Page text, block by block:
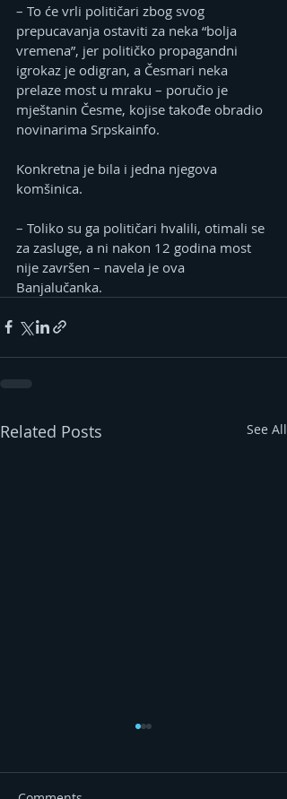
– To će vrli političari zbog svog
prepucavanja ostaviti za neka “bolja
vremena”, jer političko propagandni
igrokaz je odigran, a Česmari neka
prelaze most u mraku – poručio je
mještanin Česme, kojise takođe obradio
novinarima Srpskainfo.
Konkretna je bila i jedna njegova
komšinica.
– Toliko su ga političari hvalili, otimali se
za zasluge, a ni nakon 12 godina most
nije završen – navela je ova
Banjalučanka.
Related Posts See All